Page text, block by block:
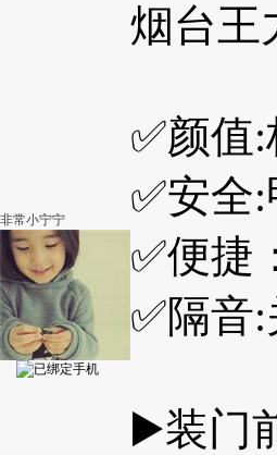
非常小宁宁
烟台王
✅颜值
✅安全
✅便捷
✅隔音
▶️装门